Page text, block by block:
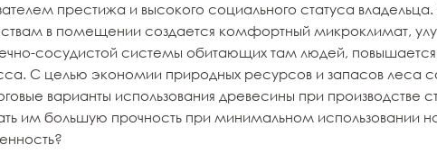
престижа и высокого социального статуса
в помещении создается комфортный микроклимат,
сосудистой системы обитающих там людей,
С целью экономии природных ресурсов и запасов леса
варианты использования древесины при производстве
им большую прочность при минимальном использовании